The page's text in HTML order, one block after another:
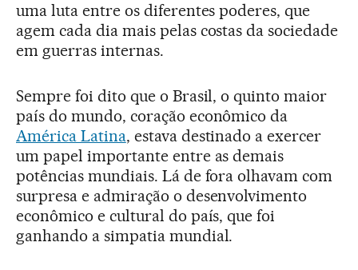
uma luta entre os diferentes poderes, que
agem cada dia mais pelas costas da sociedade
em guerras internas.
Sempre foi dito que o Brasil, o quinto maior
país do mundo, coração econômico da
América Latina, estava destinado a exercer
um papel importante entre as demais
potências mundiais. Lá de fora olhavam com
surpresa e admiração o desenvolvimento
econômico e cultural do país, que foi
ganhando a simpatia mundial.